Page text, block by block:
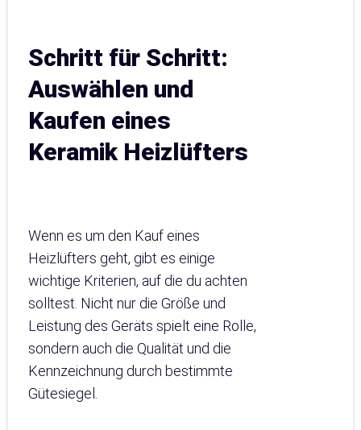
Schritt für Schritt:
Auswählen und
Kaufen eines
Keramik Heizlüfters
Wenn es um den Kauf eines
Heizlüfters geht, gibt es einige
wichtige Kriterien, auf die du achten
solltest. Nicht nur die Größe und
Leistung des Geräts spielt eine Rolle,
sondern auch die Qualität und die
Kennzeichnung durch bestimmte
Gütesiegel.